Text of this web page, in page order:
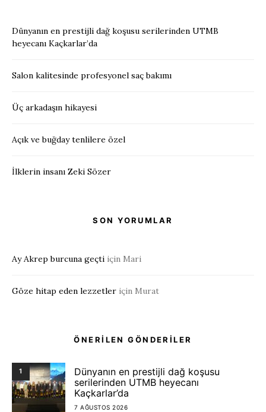
Dünyanın en prestijli dağ koşusu serilerinden UTMB
heyecanı Kaçkarlar’da
Salon kalitesinde profesyonel saç bakımı
Üç arkadaşın hikayesi
Açık ve buğday tenlilere özel
İlklerin insanı Zeki Sözer
SON YORUMLAR
Ay Akrep burcuna geçti için Mari
Göze hitap eden lezzetler için Murat
ÖNERİLEN GÖNDERİLER
1
Dünyanın en prestijli dağ koşusu
serilerinden UTMB heyecanı
Kaçkarlar’da
7 AĞUSTOS 2026